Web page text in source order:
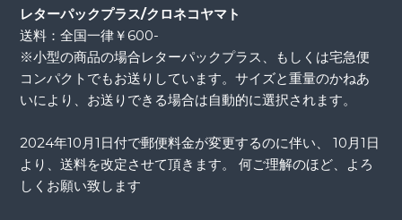
レターパックプラス/クロネコヤマト
送料：全国一律￥600-
※小型の商品の場合レターパックプラス、もしくは宅急便
コンパクトでもお送りしています。サイズと重量のかねあ
いにより、お送りできる場合は自動的に選択されます。
2024年10月1日付で郵便料金が変更するのに伴い、 10月1日
より、送料を改定させて頂きます。 何ご理解のほど、よろ
しくお願い致します